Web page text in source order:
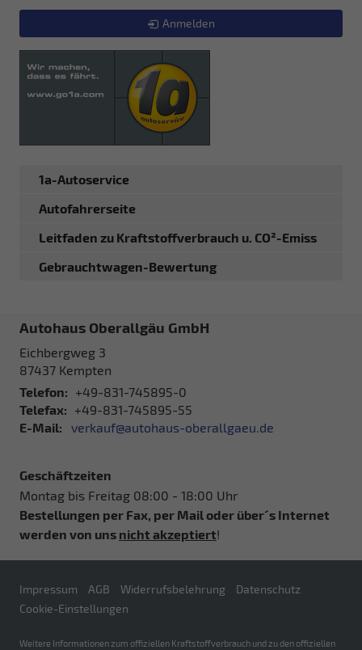
Anmelden
1a-Autoservice
Autofahrerseite
Leitfaden zu Kraftstoffverbrauch u. CO²-Emiss
Gebrauchtwagen-Bewertung
Autohaus Oberallgäu GmbH
Eichbergweg 3
87437 Kempten
Telefon: +49-831-745895-0
Telefax: +49-831-745895-55
E-Mail:
verkauf@autohaus-oberallgaeu.de
Geschäftzeiten
Montag bis Freitag 08:00 - 18:00 Uhr
Bestellungen per Fax, per Mail oder über´s Internet
werden von uns nicht akzeptiert!
Impressum AGB Widerrufsbelehrung
Datenschutz
Cookie-Einstellungen
Weitere Informationen zum offiziellen Kraftstoffverbrauch und zu den offiziellen